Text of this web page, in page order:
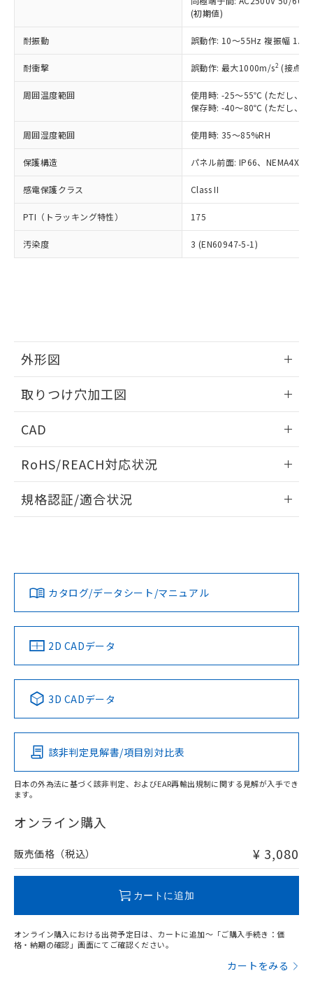
(初期値)
耐振動 誤動作: 10～55Hz 複振幅
耐衝撃 誤動作: 最大1000m/s2 (接点
周囲温度範囲
使用時: -25～55℃ (ただし、氷
保存時: -40～80℃ (ただし、氷
周囲湿度範囲 使用時: 35～85%RH
保護構造 パネル前面: IP66、NEMA4X,
感電保護クラス Class II
PTI（トラッキング特性） 175
汚染度 3 (EN60947-5-1)
外形図
取りつけ穴加工図
CAD
ドすることができます。
ログイン/会員登録
ダウンロードデータをご利用いただく前に、以下を必ずお読
みください。
ソフトウェアの使用条件
RoHS/REACH対応状況
EU RoHS 注意事項・凡例
対応済み
中国 RoHS 注意事項・凡例
Pb Hg Cd Cr(VI)
O
在庫等で未対応品が混在する可能性があります。
問い合わせください。
規格認証/適合状況
LR型式承認
（イギリス
船舶規格）
DNV型式承認
（ノルウェー
BV型式承認
（フランス
KR型式
（韓国
No No No No
この製品の規格認証/適合状況ページへ
その他の認証はこちらのページからご検索ください
カタログ/データシート/マニュアル
2D CADデータ
3D CADデータ
該非判定見解書/項目別対比表
日本の外為法に基づく該非判定、およびEAR再輸出規制に関する見解が入手でき
ます。
オンライン購入
販売価格（税込） ¥ 3,080
カートに追加
オンライン購入における出荷予定日は、カートに追加～「ご購入手続き：価
格・納期の確認」画面にてご確認ください。
カートをみる
正式な納期状況および標準価格はお客
様のお取引先、またはお客様担当のオ
ムロン制御機器販売店・当社販売員に
オムロン制御機器販売店や当社販売拠
販売ネットワーク
」をご確認
事前の承諾なく第三者に漏洩または開
示しないようお願いします。
マイパーツ機能（部品リスト作成サー
ビス）をご利用いただくには、I-Web
メンバーズにご登録されている必要が
あります。
お客様が当ウェブサイト上で当社にご
登録された部品リストについて、当社
および当社の共同利用者が、当社の製
(PBDE) 1000ppm以下、フタル酸ビス(2-エチルヘキシ
ル) (DEHP)(別名：DOP) 1000ppm以下、フタル酸ブチ
（DBP） 1000ppm以下、フタル酸ジイソブチル
但し、RoHS指令で産業用監視および制御機器に対する
フタル酸エステル類の４物質については閾値を超える意
図的な使用がないことを確認しています。
※2 対応予定月
部品在庫の切り替え状況などにより、予定
月が前後することがあります。
※3 非含有証明書ダウンロード
※本証明書は発行日時点で非含有を証明す
るもので、過去に遡って非含有を証明する
また、RoHS指令のフタル酸エステル類４
物質の対応では、対応完了までの期間は出
荷製品に未対応品が混在することから備考
既に当社にて対応品への在庫切替を完了
していることから、特段のことがない限
り、2022年1月12日より割愛しておりま
ニル類) : 1000ppm、 PBDEs(ポリ臭化ジフェニルエーテ
イソブチル) : 1000ppm、 BBP(フタル酸ブチルベンジ
DEHP(フタル酸ビス(2-エチルヘキシル)) : 1000ppm
「ｅ」：有害物質（10物質）のすべてが基
準値以下であることを示します。
「10」：通常の使用状況下において有害物
質が外部に漏えいし、環境に深刻な影響を
及ぼさない年数を意味します。
い合わせください。
当社は規制貨物を破棄する場合は、完
全に破砕するなど、違法に輸出されな
いよう必要な手段を講じます。
当社は貴社製品を、核兵器、ミサイ
ル、化学兵器、生物兵器またはその他
武器並びにこれらの製造装置等に一切
当社は、貴社製品を第三者に販売する
場合は、上記1、2および3の内容を当
該第三者に通知します。また当社は、
販売先および販売に係わる関係者が違
り引きをいたしません。
一定数以上の在庫あり
一定数には満たないが在庫あり
在庫なし(最新の在庫状況につ
いては、お客様のお取引先、ま
たはお客様担当のオムロン制御
機器販売店・当社販売員にご確
白
受注生産機種、また在庫状況の
情報を公開していない機種